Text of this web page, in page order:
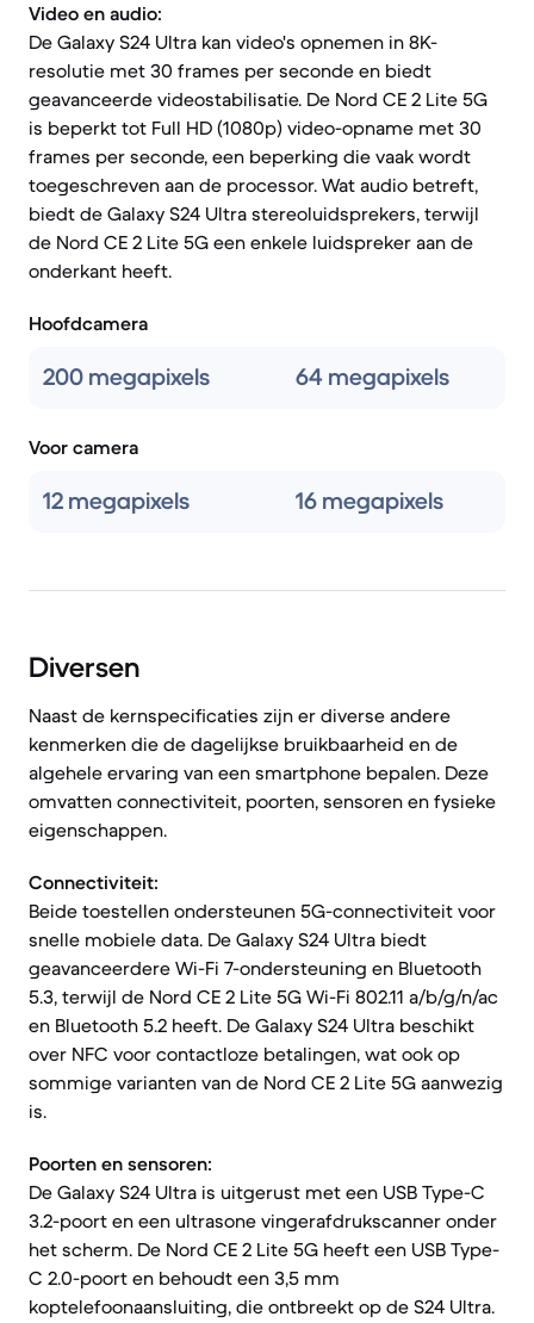
Video en audio:
De Galaxy S24 Ultra kan video's opnemen in 8K-
resolutie met 30 frames per seconde en biedt
geavanceerde videostabilisatie. De Nord CE 2 Lite 5G
is beperkt tot Full HD (1080p) video-opname met 30
frames per seconde, een beperking die vaak wordt
toegeschreven aan de processor. Wat audio betreft,
biedt de Galaxy S24 Ultra stereoluidsprekers, terwijl
de Nord CE 2 Lite 5G een enkele luidspreker aan de
onderkant heeft.
Hoofdcamera
200 megapixels 64 megapixels
Voor camera
12 megapixels 16 megapixels
Diversen
Naast de kernspecificaties zijn er diverse andere
kenmerken die de dagelijkse bruikbaarheid en de
algehele ervaring van een smartphone bepalen. Deze
omvatten connectiviteit, poorten, sensoren en fysieke
eigenschappen.
Connectiviteit:
Beide toestellen ondersteunen 5G-connectiviteit voor
snelle mobiele data. De Galaxy S24 Ultra biedt
geavanceerdere Wi-Fi 7-ondersteuning en Bluetooth
5.3, terwijl de Nord CE 2 Lite 5G Wi-Fi 802.11 a/b/g/n/ac
en Bluetooth 5.2 heeft. De Galaxy S24 Ultra beschikt
over NFC voor contactloze betalingen, wat ook op
sommige varianten van de Nord CE 2 Lite 5G aanwezig
is.
Poorten en sensoren:
De Galaxy S24 Ultra is uitgerust met een USB Type-C
3.2-poort en een ultrasone vingerafdrukscanner onder
het scherm. De Nord CE 2 Lite 5G heeft een USB Type-
C 2.0-poort en behoudt een 3,5 mm
koptelefoonaansluiting, die ontbreekt op de S24 Ultra.